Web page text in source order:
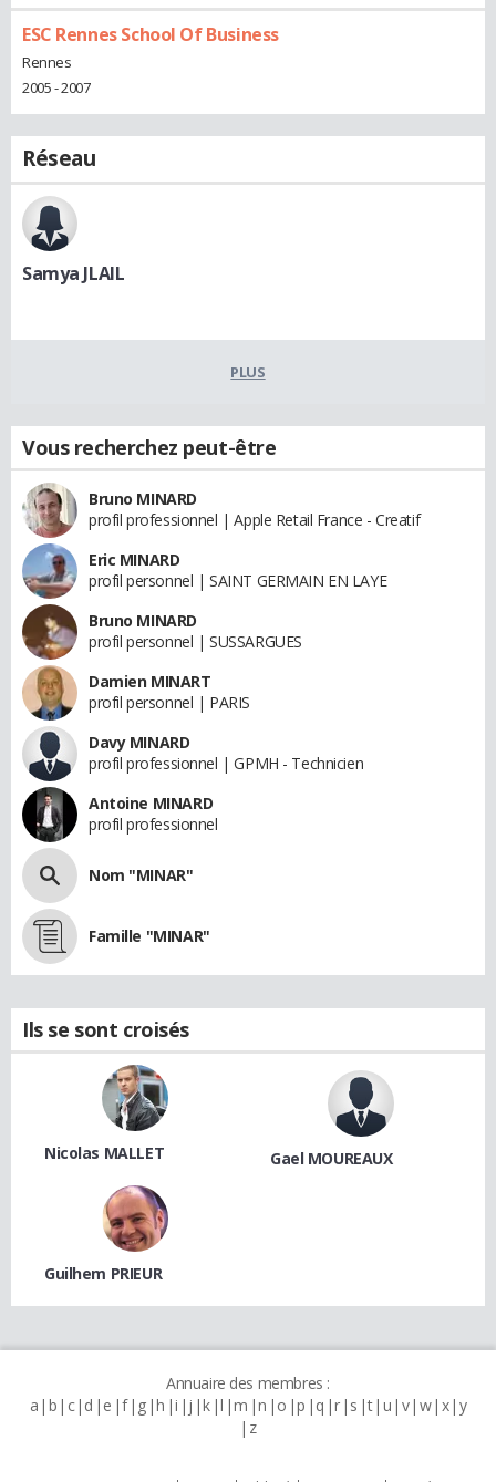
ESC Rennes School Of Business
Rennes
2005 - 2007
Réseau
Samya JLAIL
PLUS
Vous recherchez peut-être
Bruno MINARD
profil professionnel | Apple Retail France - Creatif
Eric MINARD
profil personnel | SAINT GERMAIN EN LAYE
Bruno MINARD
profil personnel | SUSSARGUES
Damien MINART
profil personnel | PARIS
Davy MINARD
profil professionnel | GPMH - Technicien
Antoine MINARD
profil professionnel
Nom "MINAR"
Famille "MINAR"
Ils se sont croisés
Nicolas MALLET Gael MOUREAUX
Guilhem PRIEUR
Annuaire des membres :
a b c d e f g h i j k l m n o p q r s t u v w x y
z